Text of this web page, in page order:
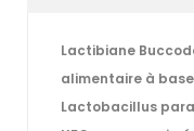
Lactibiane
alimentaire à
Lactobacillus